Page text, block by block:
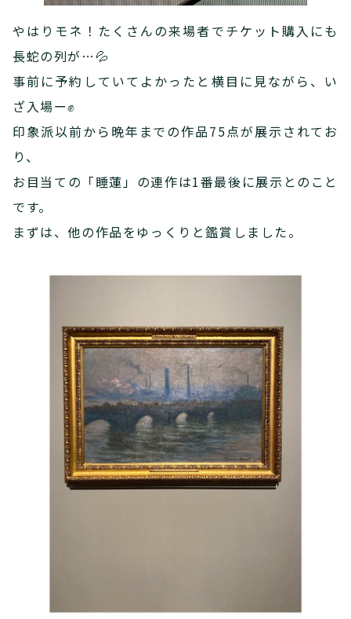
やはりモネ！たくさんの来場者でチケット購入にも
長蛇の列が…💦
事前に予約していてよかったと横目に見ながら、い
ざ入場ー✊
印象派以前から晩年までの作品75点が展示されてお
り、
お目当ての「睡蓮」の連作は1番最後に展示とのこと
です。
まずは、他の作品をゆっくりと鑑賞しました。